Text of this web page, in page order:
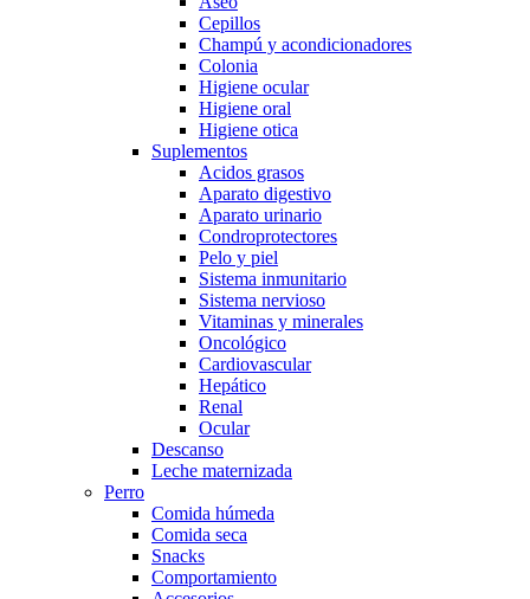
Cepillos
Champú y acondicionadores
Colonia
Higiene ocular
Higiene oral
Higiene otica
Suplementos
Acidos grasos
Aparato digestivo
Aparato urinario
Condroprotectores
Pelo y piel
Sistema inmunitario
Sistema nervioso
Vitaminas y minerales
Oncológico
Cardiovascular
Hepático
Renal
Ocular
Descanso
Leche maternizada
Perro
Comida húmeda
Comida seca
Snacks
Comportamiento